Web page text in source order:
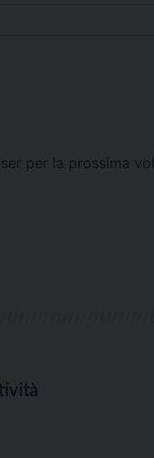
per la prossima